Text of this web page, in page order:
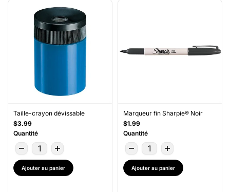
Taille-crayon dévissable
$3.99
Quantité
Ajouter au panier
Marqueur fin Sharpie® Noir
$1.99
Quantité
Ajouter au panier